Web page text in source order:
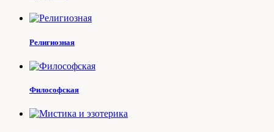
Религиозная
Философская